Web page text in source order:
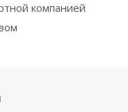
компанией